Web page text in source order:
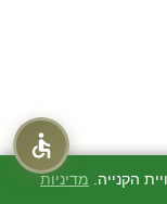
מדיניות